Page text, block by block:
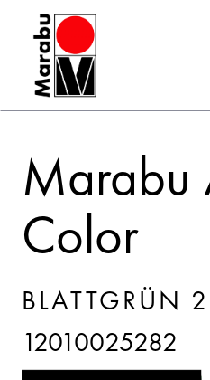
Marabu
Color
BLATTGRÜN
12010025282